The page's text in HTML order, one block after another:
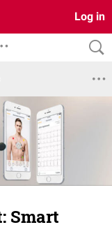
Log in
Smart